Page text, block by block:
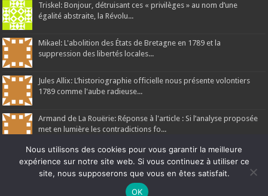
Triskel: Bonjour, détruisant ces « privilèges » au nom d’une
égalité abstraite, la Révolu...
Mikael: L'abolition des États de Bretagne en 1789 et la
suppression des libertés locales...
Jules Allix: L’historiographie officielle nous présente volontiers
1789 comme l'aube radieuse...
Armand de La Rouërie: Réponse à l'article : Si l’analyse proposée
met en lumière les contradictions fo...
Ne manquez pas la nouveauté de Bernard Rio "LA REVOLUTION DES
Nous utilisons des cookies pour vous garantir la meilleure
expérience sur notre site web. Si vous continuez à utiliser ce
site, nous supposerons que vous en êtes satisfait.
OK